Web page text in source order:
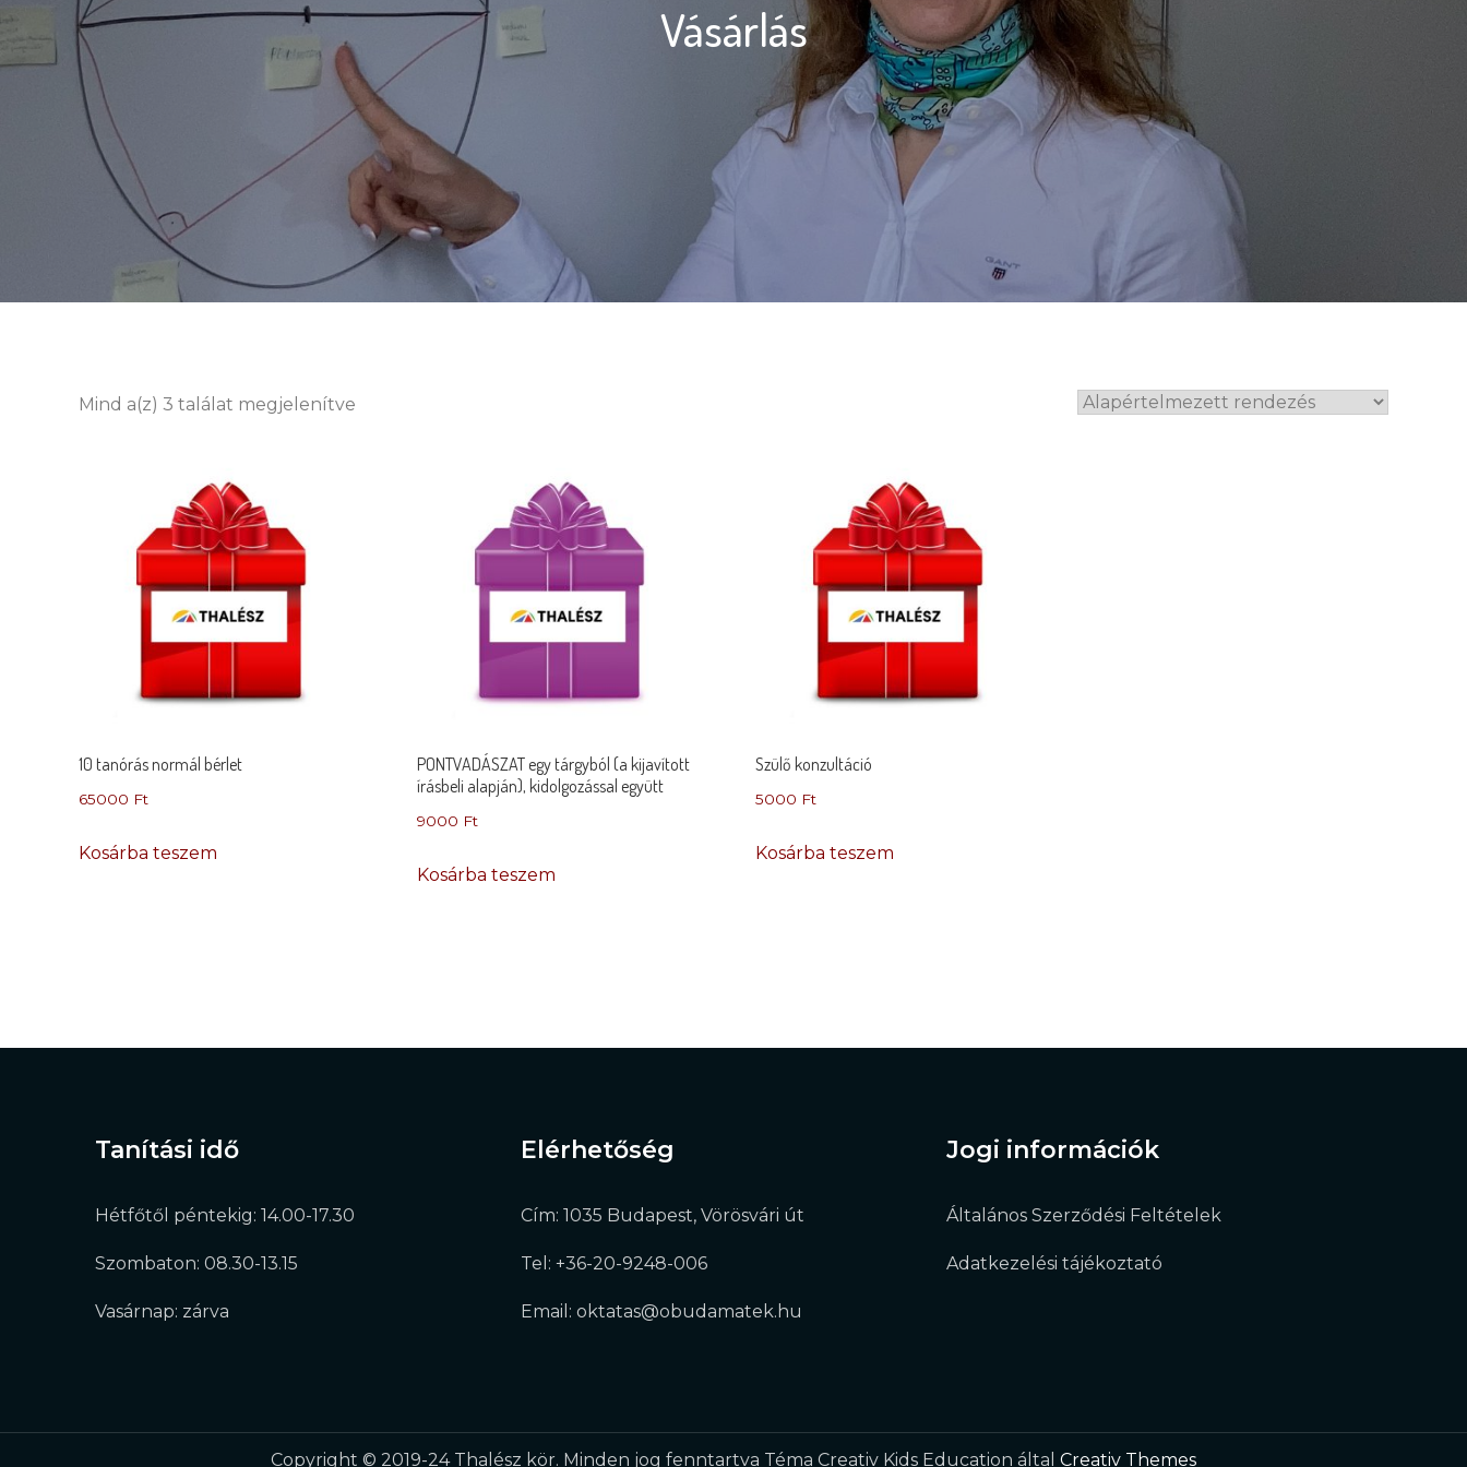
Vásárlás
Mind a(z) 3 találat megjelenítve
10 tanórás normál bérlet
65000 Ft
Kosárba teszem
PONTVADÁSZAT egy tárgyból (a kijavított
írásbeli alapján), kidolgozással együtt
9000 Ft
Kosárba teszem
Szülő konzultáció
5000 Ft
Kosárba teszem
Tanítási idő
Hétfőtől péntekig: 14.00-17.30
Szombaton: 08.30-13.15
Vasárnap: zárva
Elérhetőség
Cím: 1035 Budapest, Vörösvári út
Tel: +36-20-9248-006
Email: oktatas@obudamatek.hu
Jogi információk
Általános Szerződési Feltételek
Adatkezelési tájékoztató
Copyright © 2019-24 Thalész kör. Minden jog fenntartva Téma Creativ Kids Education által Creativ Themes